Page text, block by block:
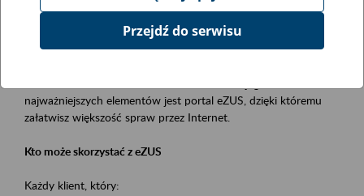
Event description
Platforma Usług Elektronicznych ZUS eZUS
najważniejszych elementów jest portal eZUS, dzięki któremu
załatwisz większość spraw przez Internet.
Kto może skorzystać z eZUS
Każdy klient, który:
Przejdź do serwisu